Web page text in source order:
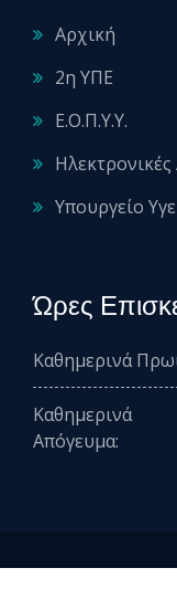
Αρχική
2η ΥΠΕ
Ε.Ο.Π.Υ.Υ.
Ηλεκτρονικές
Υπουργείο
Ώρες
Καθημερινά
Καθημερινά
Απόγευμα: